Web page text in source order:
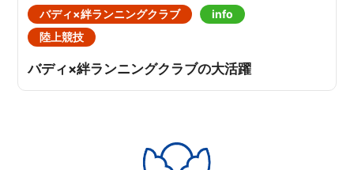
バディ×絆ランニングクラブ
info
陸上競技
バディ×絆ランニングクラブの大活躍